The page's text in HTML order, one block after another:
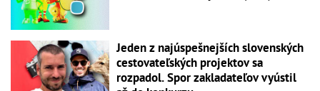
Jeden z najúspešnejších slovenských
cestovateľských projektov sa
rozpadol. Spor zakladateľov vyústil